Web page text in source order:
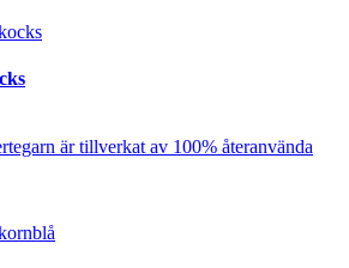
är tillverkat av 100% återanvända